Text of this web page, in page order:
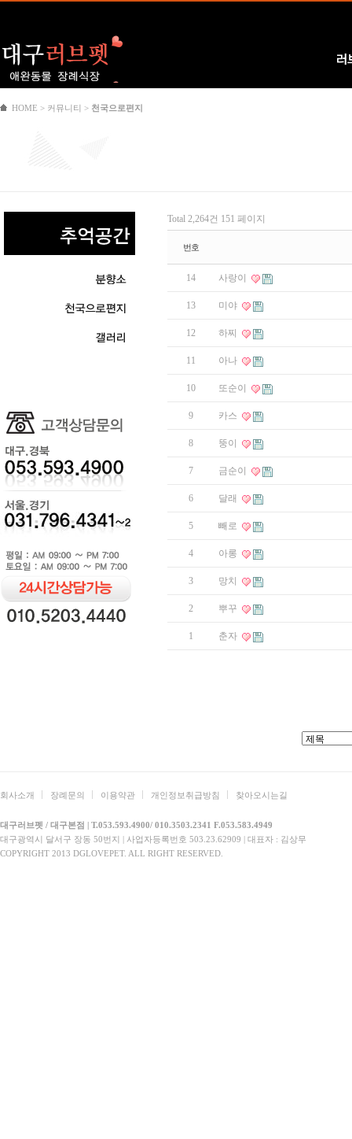
Logo
러
HOME > 커뮤니티 > 천국으로편지
Total 2,264건 151 페이지
번호
14 사랑이
13 미야
12 하찌
11 아나
10 또순이
9 카스
8 뚱이
7 금순이
6 달래
5 빼로
4 아롱
3 망치
2 뿌꾸
1 춘자
회사소개 장례문의 이용약관 개인정보취급방침 찾아오시는길
대구러브펫 / 대구본점 | T.053.593.4900/ 010.3503.2341 F.053.583.4949
대구광역시 달서구 장동 50번지 | 사업자등록번호 503.23.62909 | 대표자 : 김상무
COPYRIGHT 2013 DGLOVEPET. ALL RIGHT RESERVED.